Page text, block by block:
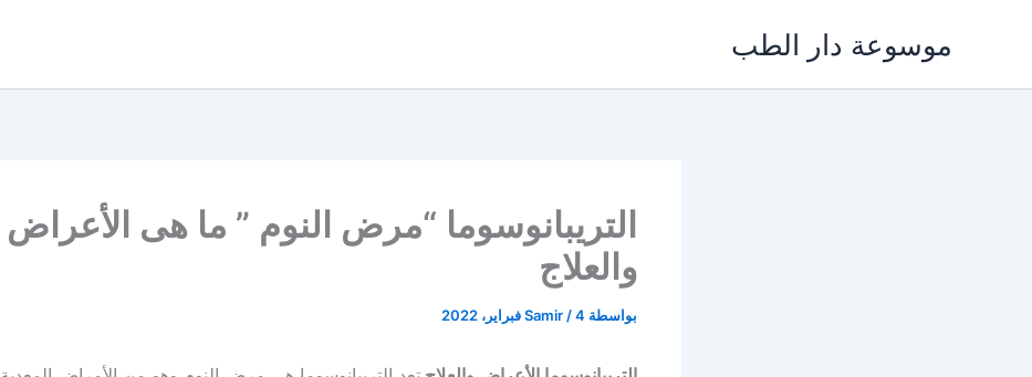
موسوعة دار الطب
التريبانوسوما “مرض النوم ” ما هى الأعراض
والعلاج
بواسطة Samir /4 فبراير، 2022